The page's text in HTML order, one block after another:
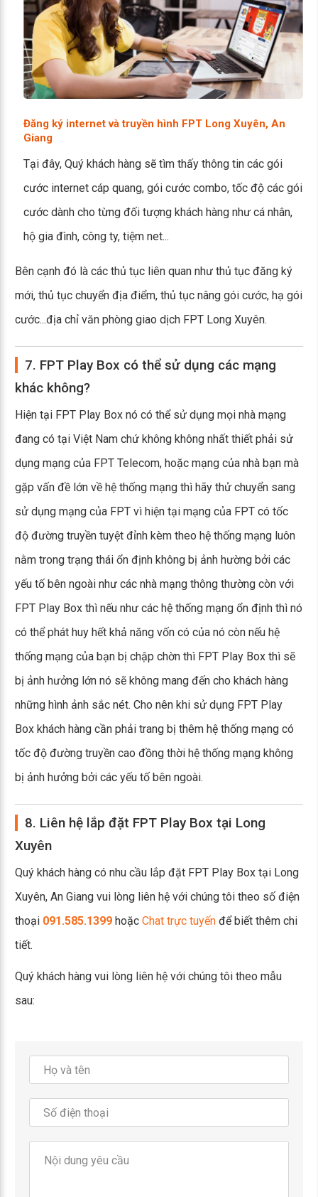
Đăng ký internet và truyền hình FPT Long Xuyên, An
Giang
Tại đây, Quý khách hàng sẽ tìm thấy thông tin các gói
cước internet cáp quang, gói cước combo, tốc độ các gói
cước dành cho từng đối tượng khách hàng như cá nhân,
hộ gia đình, công ty, tiệm net...
Bên cạnh đó là các thủ tục liên quan như thủ tục đăng ký
mới, thủ tục chuyển địa điểm, thủ tục nâng gói cước, hạ gói
cước...địa chỉ văn phòng giao dịch FPT Long Xuyên.
7. FPT Play Box có thể sử dụng các mạng
khác không?
Hiện tại FPT Play Box nó có thể sử dụng mọi nhà mạng
đang có tại Việt Nam chứ không không nhất thiết phải sử
dụng mạng của FPT Telecom, hoặc mạng của nhà bạn mà
gặp vấn đề lớn về hệ thống mạng thì hãy thử chuyển sang
sử dụng mạng của FPT vì hiện tại mạng của FPT có tốc
độ đường truyền tuyệt đỉnh kèm theo hệ thống mạng luôn
nằm trong trạng thái ổn định không bị ảnh hường bởi các
yếu tố bên ngoài như các nhà mạng thông thường còn với
FPT Play Box thì nếu như các hệ thống mạng ổn định thì nó
có thể phát huy hết khả năng vốn có của nó còn nếu hệ
thống mạng của bạn bị chập chờn thì FPT Play Box thì sẽ
bị ảnh hưởng lớn nó sẽ không mang đến cho khách hàng
những hình ảnh sắc nét. Cho nên khi sử dụng FPT Play
Box khách hàng cần phải trang bị thêm hệ thống mạng có
tốc độ đường truyền cao đồng thời hệ thống mạng không
bị ảnh hưởng bởi các yếu tố bên ngoài.
8. Liên hệ lắp đặt FPT Play Box tại Long
Xuyên
Quý khách hàng có nhu cầu lắp đặt FPT Play Box tại Long
Xuyên, An Giang vui lòng liên hệ với chúng tôi theo số điện
thoại 091.585.1399 hoặc Chat trực tuyến để biết thêm chi
tiết.
Quý khách hàng vui lòng liên hệ với chúng tôi theo mẫu
sau: